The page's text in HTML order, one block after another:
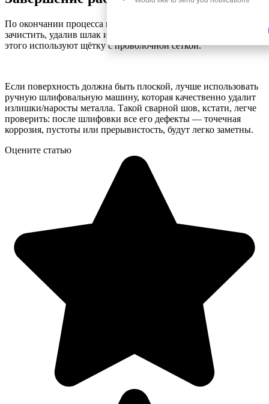
По окончании процесса готовый сварной шов следует
зачистить, удалив шлак и застывший металлический грат.
этого используют щётку с проволочной сеткой.
Если поверхность должна быть плоской, лучше использовать
ручную шлифовальную машину, которая качественно удалит
излишки/наросты металла. Такой сварной шов, кстати, легче
проверить: после шлифовки все его дефекты — точечная
коррозия, пустоты или прерывистость, будут легко заметны.
Оцените статью